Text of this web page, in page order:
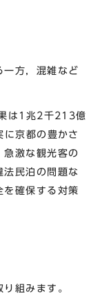
方，混雑など
は1兆2千213億
京都の豊かさ
激な観光客の
民泊の問題な
を確保する対策
組みます。